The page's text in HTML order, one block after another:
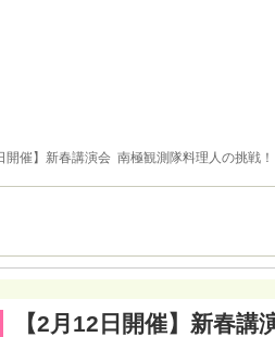
開催】新春講演会 南極観測隊料理人の挑戦
【2月12日開催】新春